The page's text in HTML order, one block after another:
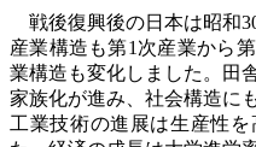
戦後復興後の日本は昭和
産業構造も第1 次産業から第
業構造も変化しました。田
家族化が進み、社会構造に
工業技術の進展は生産性